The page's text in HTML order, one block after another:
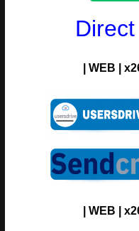
| WEB |
| WEB |